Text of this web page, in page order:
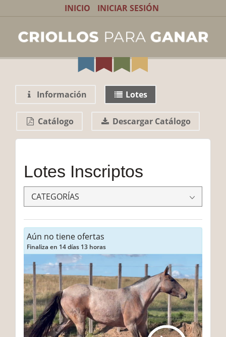
INICIO INICIAR SESIÓN
Información Lotes
Catálogo
Lotes Inscriptos
CATEGORÍAS
Aún no tiene ofertas
Finaliza en 14 días 13 horas